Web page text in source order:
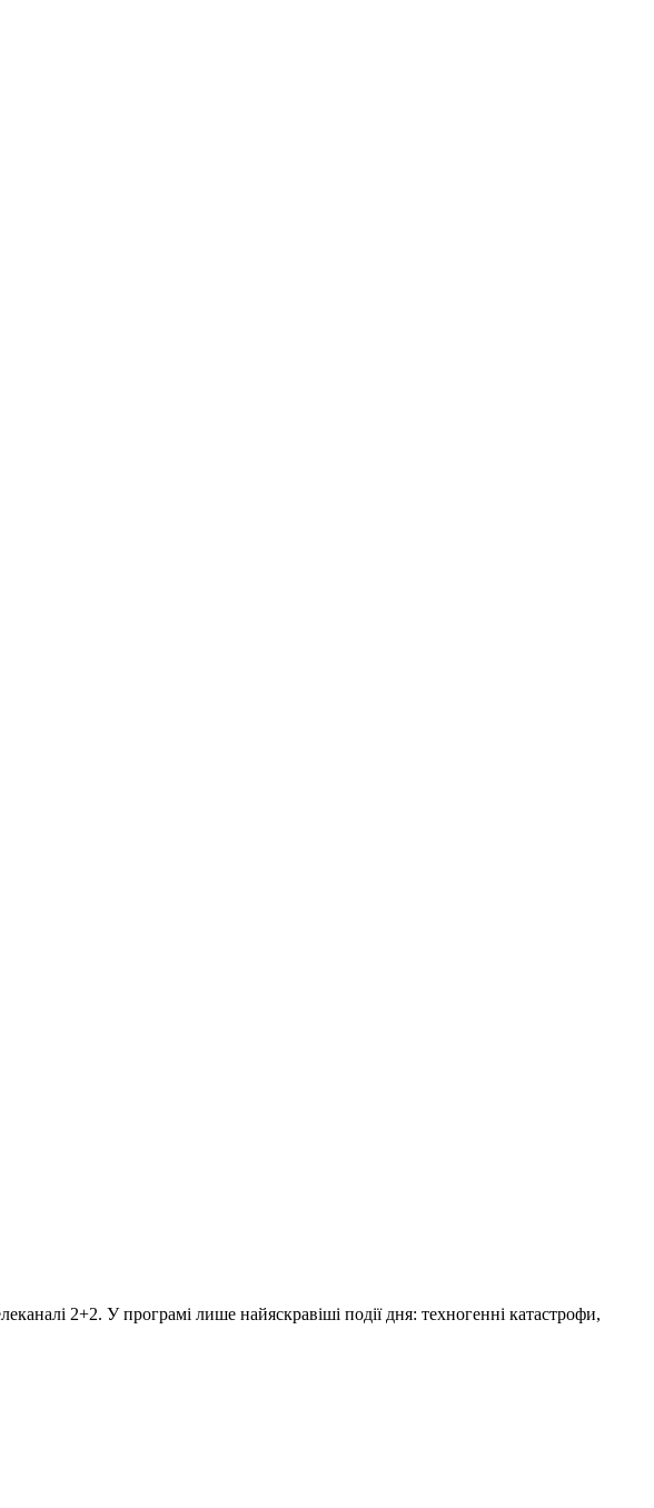
2+2. У програмі лише найяскравіші події дня: техногенні катастрофи,